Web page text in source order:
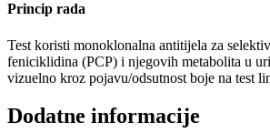
Princip rada
Test koristi monoklonalna antitijela za
feniciklidina (PCP) i njegovih metabolita u
vizuelno kroz pojavu/odsutnost boje na test
Dodatne informacije